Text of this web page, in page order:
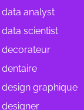
data analyst
data scientist
decorateur
dentaire
design graphique
designer